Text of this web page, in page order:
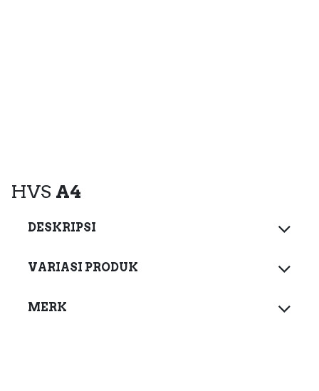
HVS A4
DESKRIPSI
VARIASI PRODUK
MERK